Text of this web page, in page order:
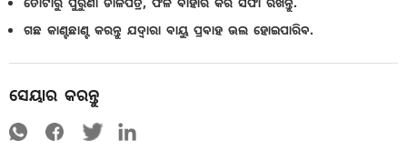
ତୋଟାରୁ ପୁରୁଣା ଡାଳପତ୍ର, ଫଳ ବାହାର କରି ସଫା ରଖନ୍ତୁ.
ଗଛ କାଣ୍ଟଛାଣ୍ଟ କରନ୍ତୁ ଯଦ୍ୱାରା ବାୟୁ ପ୍ରବାହ ଭଲ ହୋଇପାରିବ.
ସେୟାର କରନ୍ତୁ